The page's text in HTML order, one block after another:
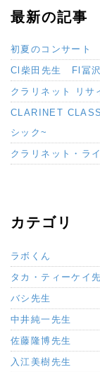
最新の記事
初夏のコンサート
Cl柴田先生 Fl冨沢
クラリネット リサ
CLARINET
シック~
クラリネット・ラ
カテゴリ
ラボくん
タカ・ティーケイ
バシ先生
中井純一先生
佐藤隆博先生
入江美樹先生